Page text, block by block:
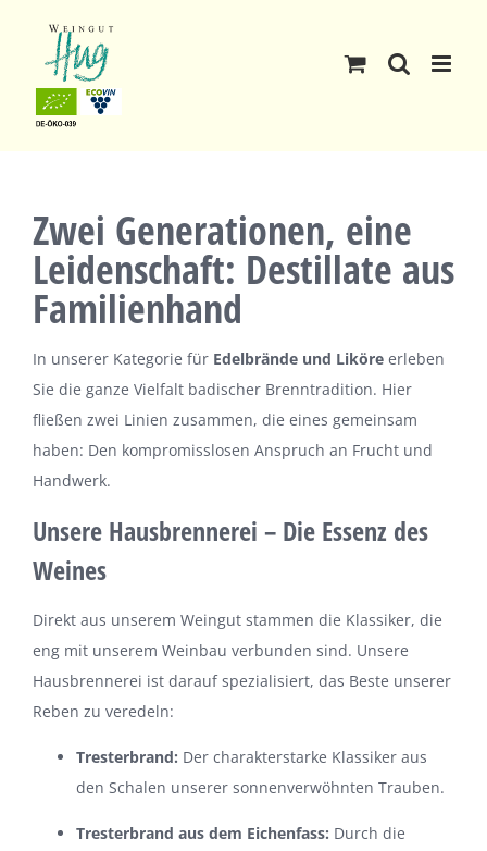
content
Zwei Generationen, eine
Leidenschaft: Destillate aus
Familienhand
In unserer Kategorie für Edelbrände und Liköre erleben
Sie die ganze Vielfalt badischer Brenntradition. Hier
fließen zwei Linien zusammen, die eines gemeinsam
haben: Den kompromisslosen Anspruch an Frucht und
Handwerk.
Unsere Hausbrennerei – Die Essenz des
Weines
Direkt aus unserem Weingut stammen die Klassiker, die
eng mit unserem Weinbau verbunden sind. Unsere
Hausbrennerei ist darauf spezialisiert, das Beste unserer
Reben zu veredeln:
Tresterbrand: Der charakterstarke Klassiker aus
den Schalen unserer sonnenverwöhnten Trauben.
Tresterbrand aus dem Eichenfass: Durch die